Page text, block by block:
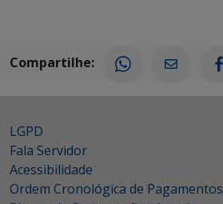
Compartilhe:
LGPD
Fala Servidor
Acessibilidade
Ordem Cronológica de Pagamentos